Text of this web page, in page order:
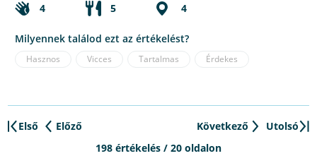
4
5 4
Milyennek találod ezt az értékelést?
Hasznos Vicces Tartalmas Érdekes
Első Előző Következő
Utolsó
198 értékelés / 20 oldalon